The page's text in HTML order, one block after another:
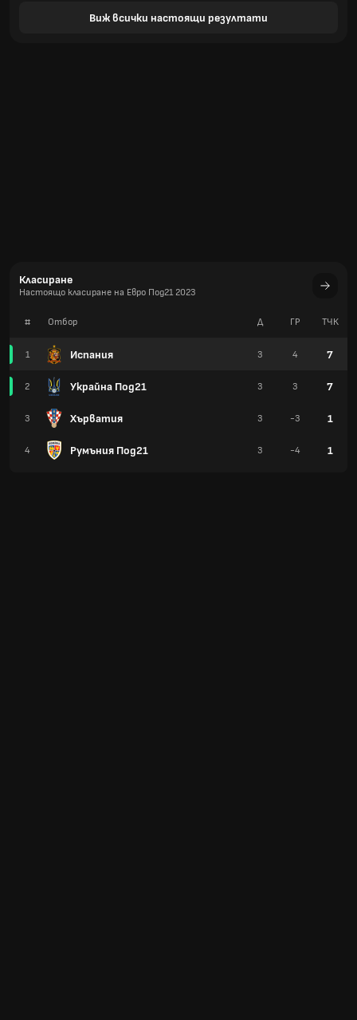
Виж всички настоящи резултати
Класиране
Настоящо класиране на Евро Под21 2023
# Отбор
1 Испания
2 Украйна Под21
3 Хърватия
4 Румъния Под21
Д ГР TЧК
3 4 7
3 3 7
3 -3 1
3 -4 1